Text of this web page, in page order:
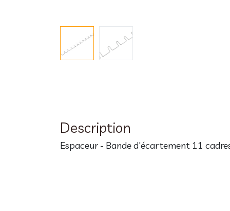
Description
Espaceur - Bande d'écartement 11